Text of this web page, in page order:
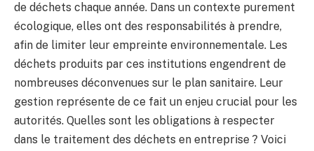
de déchets chaque année. Dans un contexte purement
écologique, elles ont des responsabilités à prendre,
afin de limiter leur empreinte environnementale. Les
déchets produits par ces institutions engendrent de
nombreuses déconvenues sur le plan sanitaire. Leur
gestion représente de ce fait un enjeu crucial pour les
autorités. Quelles sont les obligations à respecter
dans le traitement des déchets en entreprise ? Voici